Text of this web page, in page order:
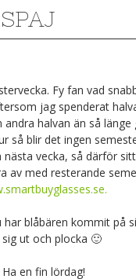
Fy fan vad
jag spenderat
halvan än så
så blir det ingen
vecka, så därför
av med resterande
blåbären kommit på
sig ut och plocka 🙂
Ha en fin lördag!